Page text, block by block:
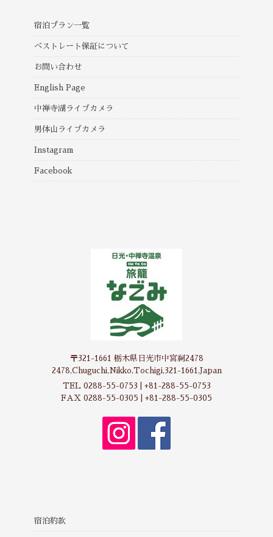
宿泊プラン一覧
ベストレート保証について
お問い合わせ
English Page
中禅寺湖ライブカメラ
男体山ライブカメラ
Instagram
Facebook
〒321-1661 栃木県日光市中宮祠2478
2478,Chuguchi,Nikko,Tochigi,321-1661,Japan
TEL 0288-55-0753 | +81-288-55-0753
FAX 0288-55-0305 | +81-288-55-0305
宿泊約款